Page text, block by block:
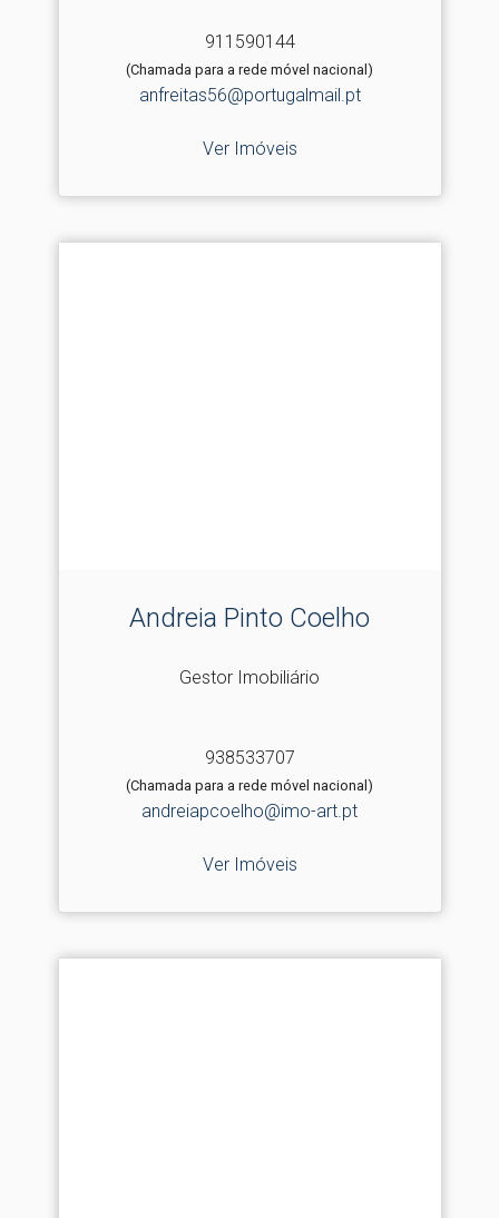
911590144
(Chamada para a rede móvel nacional)
anfreitas56@portugalmail.pt
Ver Imóveis
Andreia Pinto Coelho
Gestor Imobiliário
938533707
(Chamada para a rede móvel nacional)
andreiapcoelho@imo-art.pt
Ver Imóveis